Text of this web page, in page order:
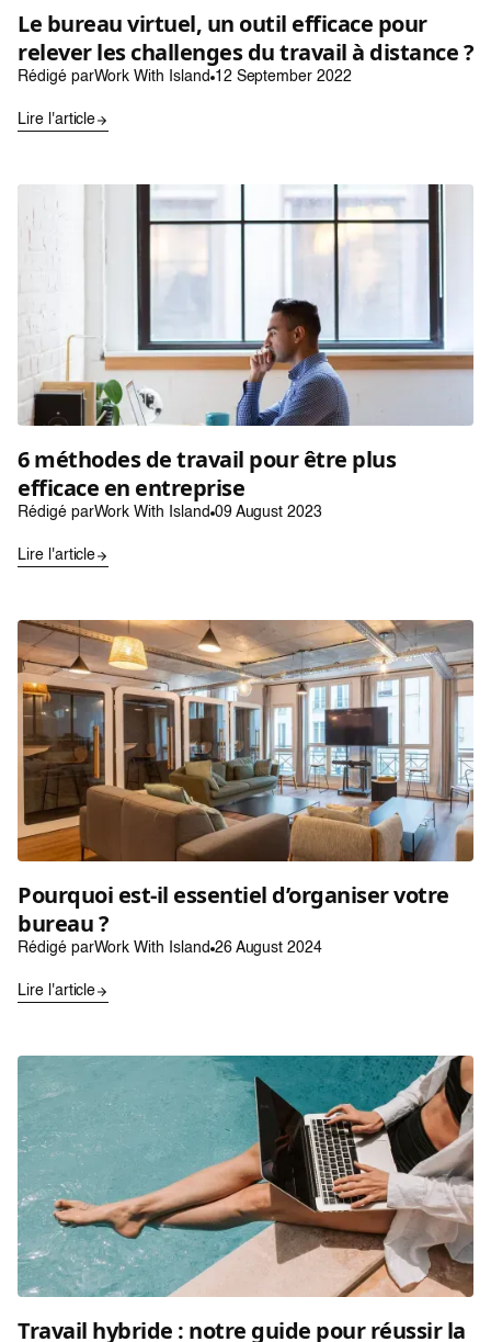
Le bureau virtuel, un outil efficace pour
relever les challenges du travail à distance ?
Rédigé parWork With Island 12 September 2022
Lire l'article
6 méthodes de travail pour être plus
efficace en entreprise
Rédigé parWork With Island 09 August 2023
Lire l'article
Pourquoi est-il essentiel d’organiser votre
bureau ?
Rédigé parWork With Island 26 August 2024
Lire l'article
Travail hybride : notre guide pour réussir la